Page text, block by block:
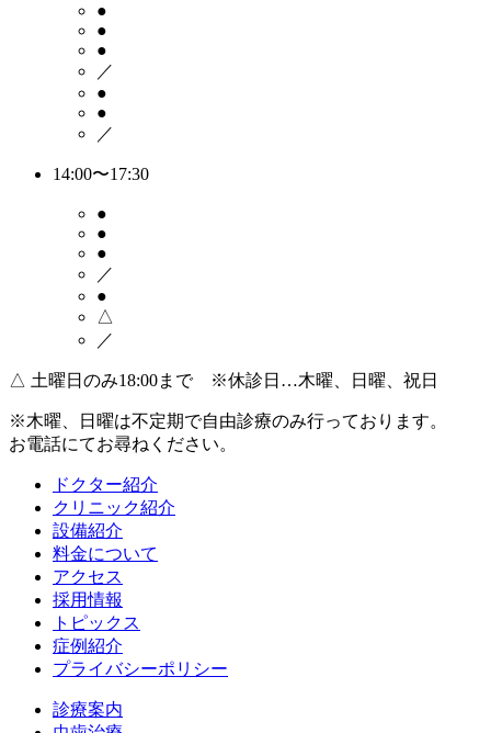
●
●
●
／
●
●
／
14:00〜17:30
●
●
●
／
●
△
／
△ 土曜日のみ18:00まで ※休診日…木曜、日曜、祝日
※木曜、日曜は不定期で自由診療のみ行っております。
お電話にてお尋ねください。
ドクター紹介
クリニック紹介
設備紹介
料金について
アクセス
採用情報
トピックス
症例紹介
プライバシーポリシー
診療案内